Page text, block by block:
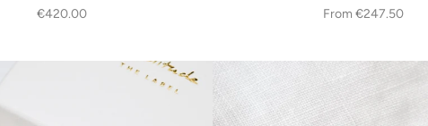
€420.00 From €247.50